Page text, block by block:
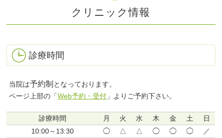
クリニック情報
診療時間
当院は予約制 となっております。
ページ上部の「Web予約・受付 」よりご予約下さい。
診療時間 月 火 水 木 金 土
日
10:00～13:30
◯ △ △ ◯ ◯ ◯ ／